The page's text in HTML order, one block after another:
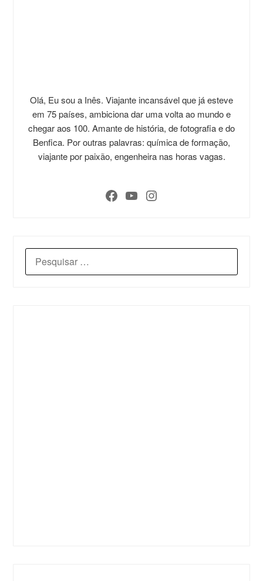
Olá, Eu sou a Inês. Viajante incansável que já esteve
em 75 países, ambiciona dar uma volta ao mundo e
chegar aos 100. Amante de história, de fotografia e do
Benfica. Por outras palavras: química de formação,
viajante por paixão, engenheira nas horas vagas.